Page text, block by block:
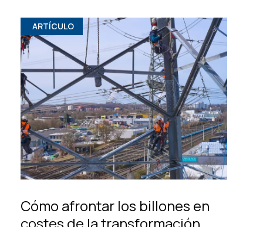
ARTÍCULO
Cómo afrontar los billones en
costes de la transformación